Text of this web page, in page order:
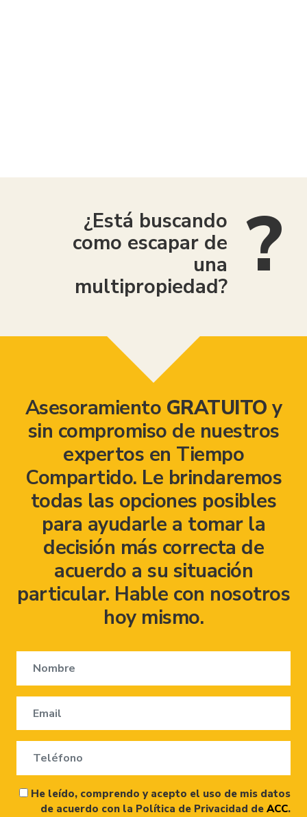
¿Está buscando
como escapar de
una
multipropiedad?
Asesoramiento GRATUITO y
sin compromiso de nuestros
expertos en Tiempo
Compartido. Le brindaremos
todas las opciones posibles
para ayudarle a tomar la
decisión más correcta de
acuerdo a su situación
particular. Hable con nosotros
hoy mismo.
He leído, comprendo y acepto el uso de mis datos
de acuerdo con la Política de Privacidad de ACC.